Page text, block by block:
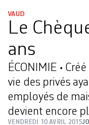
VAUD
Le
ans
ÉCONIMIE •
vie des privés
employés de
devient encore
VENDREDI 10 AVRIL 2015